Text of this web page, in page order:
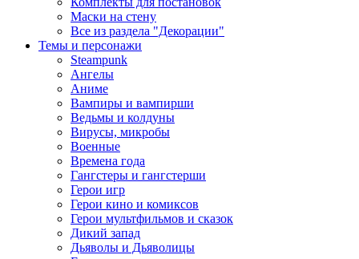
Маски на стену
Все из раздела "Декорации"
Темы и персонажи
Steampunk
Ангелы
Аниме
Вампиры и вампирши
Ведьмы и колдуны
Вирусы, микробы
Военные
Времена года
Гангстеры и гангстерши
Герои игр
Герои кино и комиксов
Герои мультфильмов и сказок
Дикий запад
Дьяволы и Дьяволицы